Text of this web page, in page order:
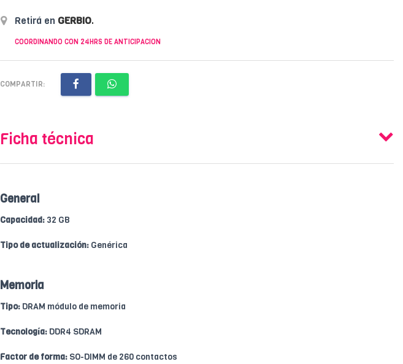
Retirá en GERBIO.
COORDINANDO CON 24HRS DE ANTICIPACION
COMPARTIR:
Ficha técnica
General
Capacidad: 32 GB
Tipo de actualización: Genérica
Memoria
Tipo: DRAM módulo de memoria
Tecnología: DDR4 SDRAM
Factor de forma: SO-DIMM de 260 contactos